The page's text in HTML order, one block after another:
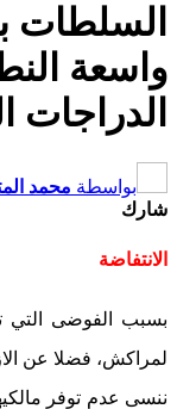
السلطات
واسعة
الدراجات
بواسطة محمد
شارك
الانتفاضة
بسبب الفوضى التي
لمراكش، فضلا عن
ننسى عدم توفر